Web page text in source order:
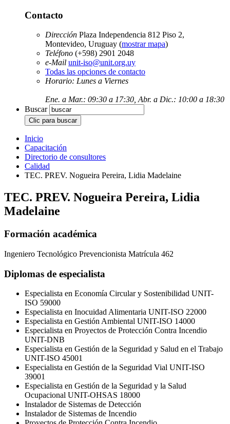
Contacto
Dirección Plaza Independencia 812 Piso 2,
Montevideo, Uruguay (mostrar mapa)
Teléfono (+598) 2901 2048
e-Mail unit-iso@unit.org.uy
Todas las opciones de contacto
Horario: Lunes a Viernes
Ene. a Mar.: 09:30 a 17:30, Abr. a Dic.: 10:00 a 18:30
Buscar
Inicio
Capacitación
Directorio de consultores
Calidad
TEC. PREV. Nogueira Pereira, Lidia Madelaine
TEC. PREV. Nogueira Pereira, Lidia
Madelaine
Formación académica
Ingeniero Tecnológico Prevencionista Matrícula 462
Diplomas de especialista
Especialista en Economía Circular y Sostenibilidad UNIT-
ISO 59000
Especialista en Inocuidad Alimentaria UNIT-ISO 22000
Especialista en Gestión Ambiental UNIT-ISO 14000
Especialista en Proyectos de Protección Contra Incendio
UNIT-DNB
Especialista en Gestión de la Seguridad y Salud en el Trabajo
UNIT-ISO 45001
Especialista en Gestión de la Seguridad Vial UNIT-ISO
39001
Especialista en Gestión de la Seguridad y la Salud
Ocupacional UNIT-OHSAS 18000
Instalador de Sistemas de Detección
Instalador de Sistemas de Incendio